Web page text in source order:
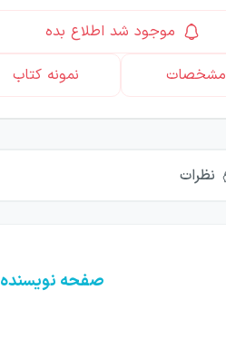
موجود شد اطلاع بده
مشخصات
نمونه کتاب
نظرات
صفحه نویسنده